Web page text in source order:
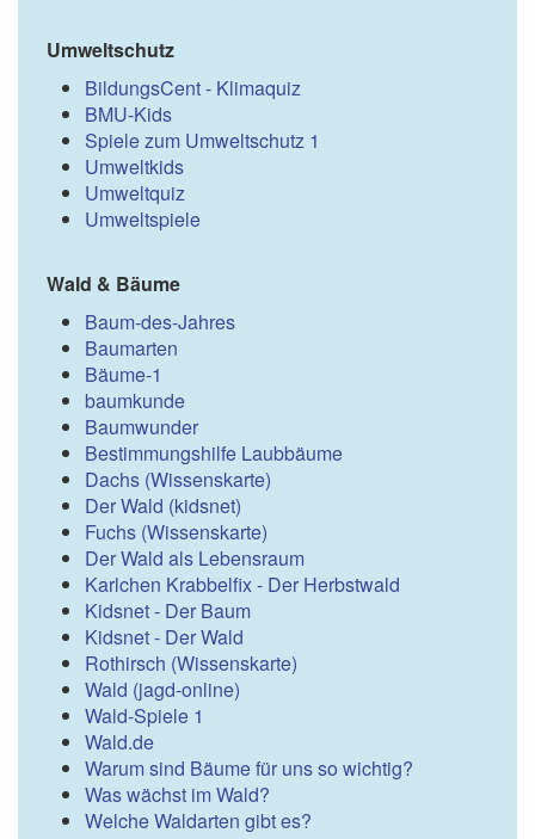
Umweltschutz
BildungsCent - Klimaquiz
BMU-Kids
Spiele zum Umweltschutz 1
Umweltkids
Umweltquiz
Umweltspiele
Wald & Bäume
Baum-des-Jahres
Baumarten
Bäume-1
baumkunde
Baumwunder
Bestimmungshilfe Laubbäume
Dachs (Wissenskarte)
Der Wald (kidsnet)
Fuchs (Wissenskarte)
Der Wald als Lebensraum
Karlchen Krabbelfix - Der Herbstwald
Kidsnet - Der Baum
Kidsnet - Der Wald
Rothirsch (Wissenskarte)
Wald (jagd-online)
Wald-Spiele 1
Wald.de
Warum sind Bäume für uns so wichtig?
Was wächst im Wald?
Welche Waldarten gibt es?